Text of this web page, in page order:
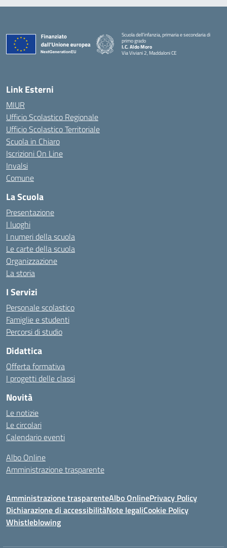
Scuola dell’infanzia, primaria e secondaria di
primo grado
I.C. Aldo Moro
Via Viviani 2, Maddaloni CE
Link Esterni
MIUR
Ufficio Scolastico Regionale
Ufficio Scolastico Territoriale
Scuola in Chiaro
Iscrizioni On Line
Invalsi
Comune
La Scuola
Presentazione
I luoghi
I numeri della scuola
Le carte della scuola
Organizzazione
La storia
I Servizi
Personale scolastico
Famiglie e studenti
Percorsi di studio
Didattica
Offerta formativa
I progetti delle classi
Novità
Le notizie
Le circolari
Calendario eventi
Albo Online
Amministrazione trasparente
Amministrazione trasparenteAlbo OnlinePrivacy Policy
Dichiarazione di accessibilitàNote legaliCookie Policy
Whistleblowing